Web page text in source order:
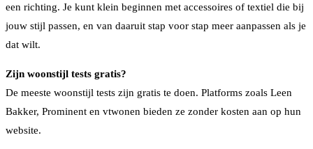
een richting. Je kunt klein beginnen met accessoires of textiel die bij
jouw stijl passen, en van daaruit stap voor stap meer aanpassen als je
dat wilt.
Zijn woonstijl tests gratis?
De meeste woonstijl tests zijn gratis te doen. Platforms zoals Leen
Bakker, Prominent en vtwonen bieden ze zonder kosten aan op hun
website.